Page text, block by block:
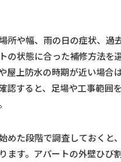
所や幅、雨の日の症状、過
の状態に合った補修方法を
屋上防水の時期が近い場合
認すると、足場や工事範囲
めた段階で調査しておくと
ます。アパートの外壁ひび